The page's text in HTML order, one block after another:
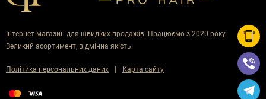
Інтернет-магазин для швидких продажів. Працюємо з 2020 року.
Великий асортимент, відмінна якість.
Політика персональних даних | Карта сайту